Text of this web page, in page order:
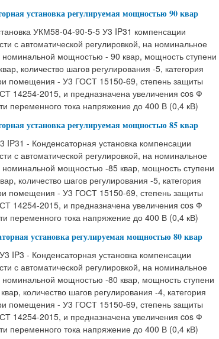
установка регулируемая мощностью 90 квар
УКМ58-04-90-5-5 У3 IP31 компенсации
с автоматической регулировкой, на номинальное
мощностью - 90 квар, мощность ступени
количество шагов регулирования -5, категория
помещения - У3 ГОСТ 15150-69, степень защиты
14254-2015, и предназначена увеличения cos Ф
переменного тока напряжение до 400 В (0,4 кВ)
установка регулируемая мощностью 85 квар
- Конденсаторная установка компенсации
с автоматической регулировкой, на номинальное
мощностью -85 квар, мощность ступени
количество шагов регулирования -5, категория
помещения - У3 ГОСТ 15150-69, степень защиты
14254-2015, и предназначена увеличения cos Ф
переменного тока напряжение до 400 В (0,4 кВ)
установка регулируемая мощностью 80 квар
IP3 - Конденсаторная установка компенсации
с автоматической регулировкой, на номинальное
мощностью -80 квар, мощность ступени
количество шагов регулирования -4, категория
помещения - У3 ГОСТ 15150-69, степень защиты
14254-2015, и предназначена увеличения cos Ф
переменного тока напряжение до 400 В (0,4 кВ)